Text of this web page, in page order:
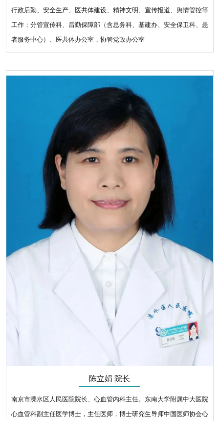
行政后勤、安全生产、医共体建设、精神文明、宣传报道、舆情管控等
工作；分管宣传科、后勤保障部（含总务科、基建办、安全保卫科、患
者服务中心）、医共体办公室，协管党政办公室
陈立娟 院长
南京市溧水区人民医院院长、心血管内科主任。东南大学附属中大医院
心血管科副主任医学博士，主任医师，博士研究生导师中国医师协会心